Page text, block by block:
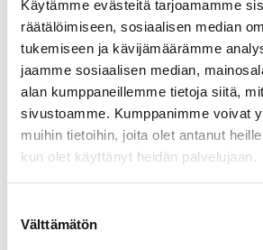
Käytämme evästeitä tarjoamamme
räätälöimiseen, sosiaalisen median
tukemiseen ja kävijämäärämme
jaamme sosiaalisen median,
alan kumppaneillemme tietoja siitä,
sivustoamme. Kumppanimme voivat
muihin tietoihin, joita olet antanut
kun olet käyttänyt heidän palvelujaan.
valinta
Välttämätön
Räikän alueelle lumetetaan heti
tykkilumilatu. Ladun pituus
lumitilanteesta, pisimmillään latu
kilometriä. Kaikille hiihtäjille
latu sijaitsee Ylöjärven
Räikänpuistossa.
Tarkastathan linkistä ladun